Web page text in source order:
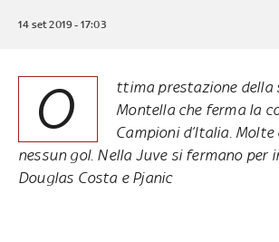
14 set 2019 - 17:03
O
ttima prestazione della
Montella che ferma la
Campioni d’Italia.
nessun gol. Nella Juve si fermano per
Douglas Costa e Pjanic